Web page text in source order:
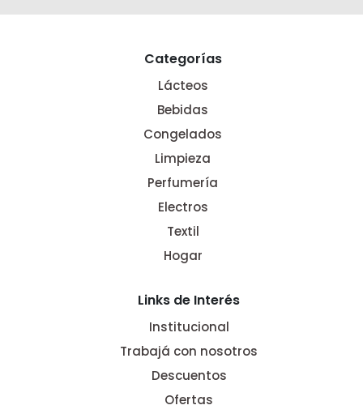
Categorías
Lácteos
Bebidas
Congelados
Limpieza
Perfumería
Electros
Textil
Hogar
Links de Interés
Institucional
Trabajá con nosotros
Descuentos
Ofertas